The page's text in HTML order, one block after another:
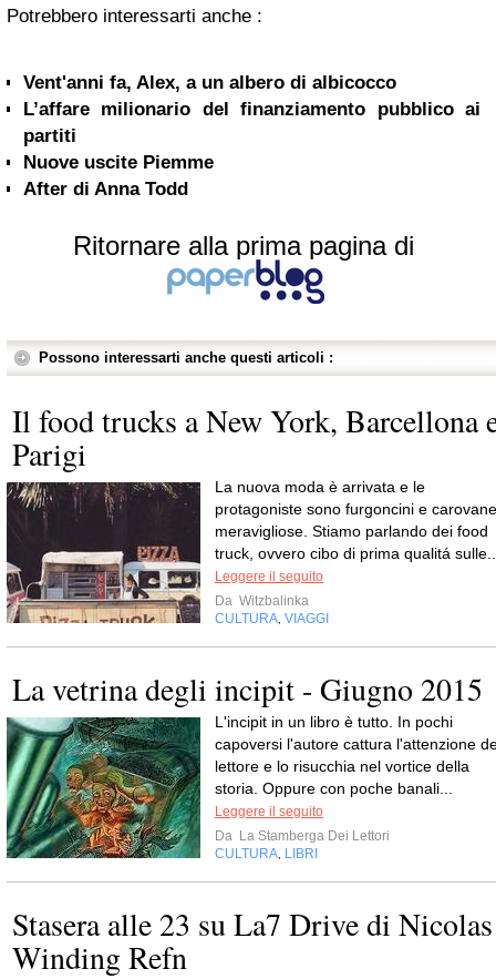
Potrebbero interessarti anche :
Vent'anni fa, Alex, a un albero di albicocco
L’affare milionario del finanziamento pubblico ai
partiti
Nuove uscite Piemme
After di Anna Todd
Ritornare alla prima pagina di
Possono interessarti anche questi articoli :
Il food trucks a New York, Barcellona
Parigi
La nuova moda è arrivata e le
protagoniste sono furgoncini e carovane
meravigliose. Stiamo parlando dei food
truck, ovvero cibo di prima qualitá
Leggere il seguito
Da Witzbalinka
CULTURA VIAGGI
La vetrina degli incipit - Giugno 2015
L'incipit in un libro è tutto. In pochi
capoversi l'autore cattura l'attenzione
lettore e lo risucchia nel vortice della
storia. Oppure con poche banali...
Leggere il seguito
Da La Stamberga Dei Lettori
CULTURA LIBRI
Stasera alle 23 su La7 Drive di Nicolas
Winding Refn